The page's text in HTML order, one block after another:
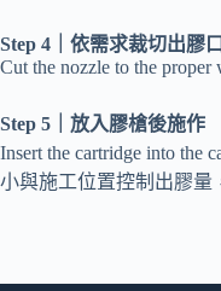
Step 4｜依需求裁切出膠
Cut the nozzle to the proper
Step 5｜放入膠槍後施作
Insert the cartridge into
小與施工位置控制出膠量